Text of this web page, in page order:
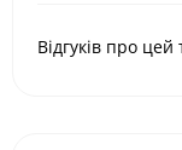
Відгуків про